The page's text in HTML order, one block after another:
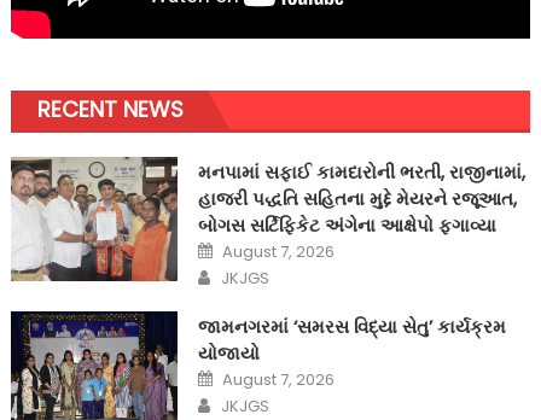
RECENT NEWS
મનપામાં સફાઈ કામદારોની ભરતી, રાજીનામાં,
હાજરી પદ્ધતિ સહિતના મુદ્દે મેયરને રજૂઆત,
બોગસ સર્ટિફિકેટ અંગેના આક્ષેપો ફગાવ્યા
Posted
on
August 7, 2026
Author
JKJGS
જામનગરમાં ‘સમરસ વિદ્યા સેતુ’ કાર્યક્રમ
યોજાયો
Posted
on
August 7, 2026
Author
JKJGS